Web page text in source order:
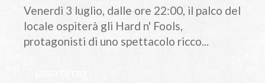
Venerdì 3 luglio, dalle ore 22:00, il palco del
locale ospiterà gli Hard n' Fools,
protagonisti di uno spettacolo ricco...